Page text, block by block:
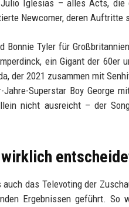
Iglesias – alles Acts, die
Newcomer, deren Auftritte
Tyler für
ein Gigant der 60er
der 2021 zusammen mit
Superstar Boy George
nicht ausreicht – der
wirklich
das Televoting der
Ergebnissen geführt. So